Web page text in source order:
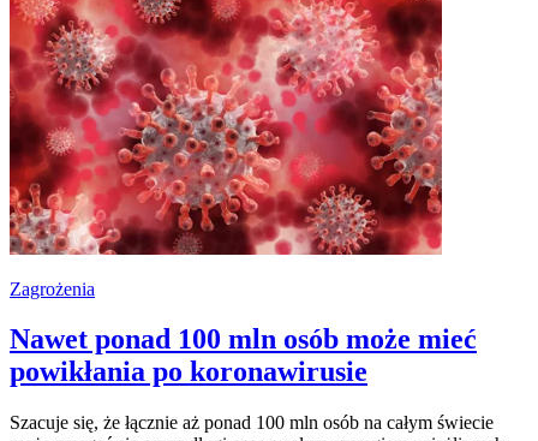
Zagrożenia
Nawet ponad 100 mln osób może mieć
powikłania po koronawirusie
Szacuje się, że łącznie aż ponad 100 mln osób na całym świecie